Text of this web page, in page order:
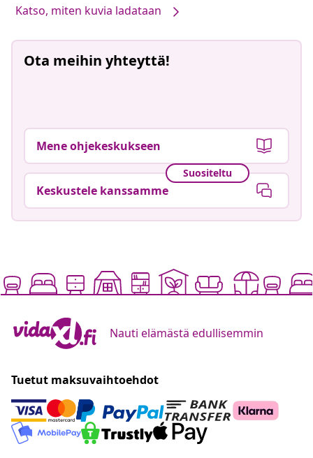
Katso, miten kuvia ladataan
Ota meihin yhteyttä!
Mene ohjekeskukseen
Suositeltu
Keskustele kanssamme
Nauti elämästä edullisemmin
Tuetut maksuvaihtoehdot